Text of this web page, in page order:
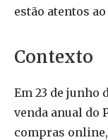
estão atentos
Contexto
Em 23 de junho
venda anual do
compras online,